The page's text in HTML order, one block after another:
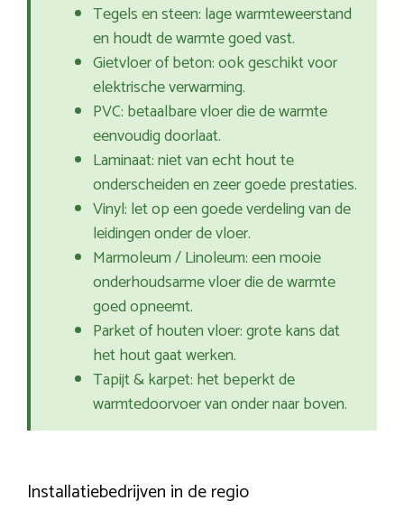
Tegels en steen: lage warmteweerstand
en houdt de warmte goed vast.
Gietvloer of beton: ook geschikt voor
elektrische verwarming.
PVC: betaalbare vloer die de warmte
eenvoudig doorlaat.
Laminaat: niet van echt hout te
onderscheiden en zeer goede prestaties.
Vinyl: let op een goede verdeling van de
leidingen onder de vloer.
Marmoleum / Linoleum: een mooie
onderhoudsarme vloer die de warmte
goed opneemt.
Parket of houten vloer: grote kans dat
het hout gaat werken.
Tapijt & karpet: het beperkt de
warmtedoorvoer van onder naar boven.
Installatiebedrijven in de regio